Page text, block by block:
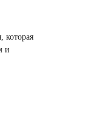
которая
и